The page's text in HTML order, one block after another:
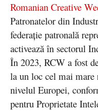
Romanian Creative
Patronatelor din
federaţie patronală
activează în sectorul
În 2023, RCW a fost
la un loc cel mai
nivelul Europei,
pentru Proprietate